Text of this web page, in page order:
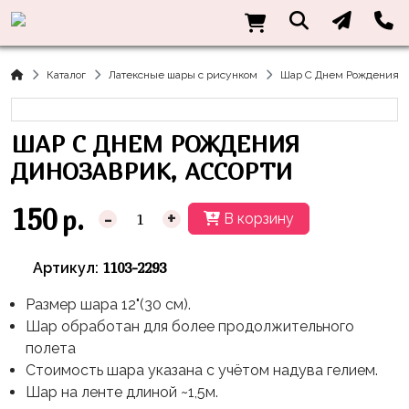
Каталог Латексные шары с рисунком Шар С Днем Рождения
ШАР С ДНЕМ РОЖДЕНИЯ
ДИНОЗАВРИК, АССОРТИ
150 р. - + В корзину
Артикул: 1103-2293
Размер шара 12"(30 см).
Шар обработан для более продолжительного
полета
Стоимость шара указана с учётом надува гелием.
Шар на ленте длиной ~1,5м.
консультация?
Акции
Хиты
Каталог
Латексные
шары
без
Латексные
рисунком
Фольгированные
сердца/
звёзды
Праздники
8
марта
23
Дембель
Родился
День
Рождения
LOVE
День
Тематики
Оранжевая
Корова
Маша
Медведь
Трактор
Миньоны
Пикачу
Леди
Баг
Информация
О нас
Доставка
и оплата
Контакты
+7(910)888-
48-
60